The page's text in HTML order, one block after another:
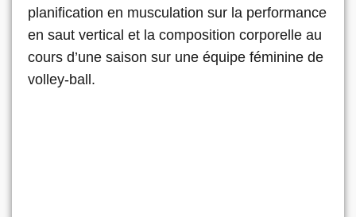
planification en musculation sur la performance
en saut vertical et la composition corporelle au
cours d’une saison sur une équipe féminine de
volley-ball.